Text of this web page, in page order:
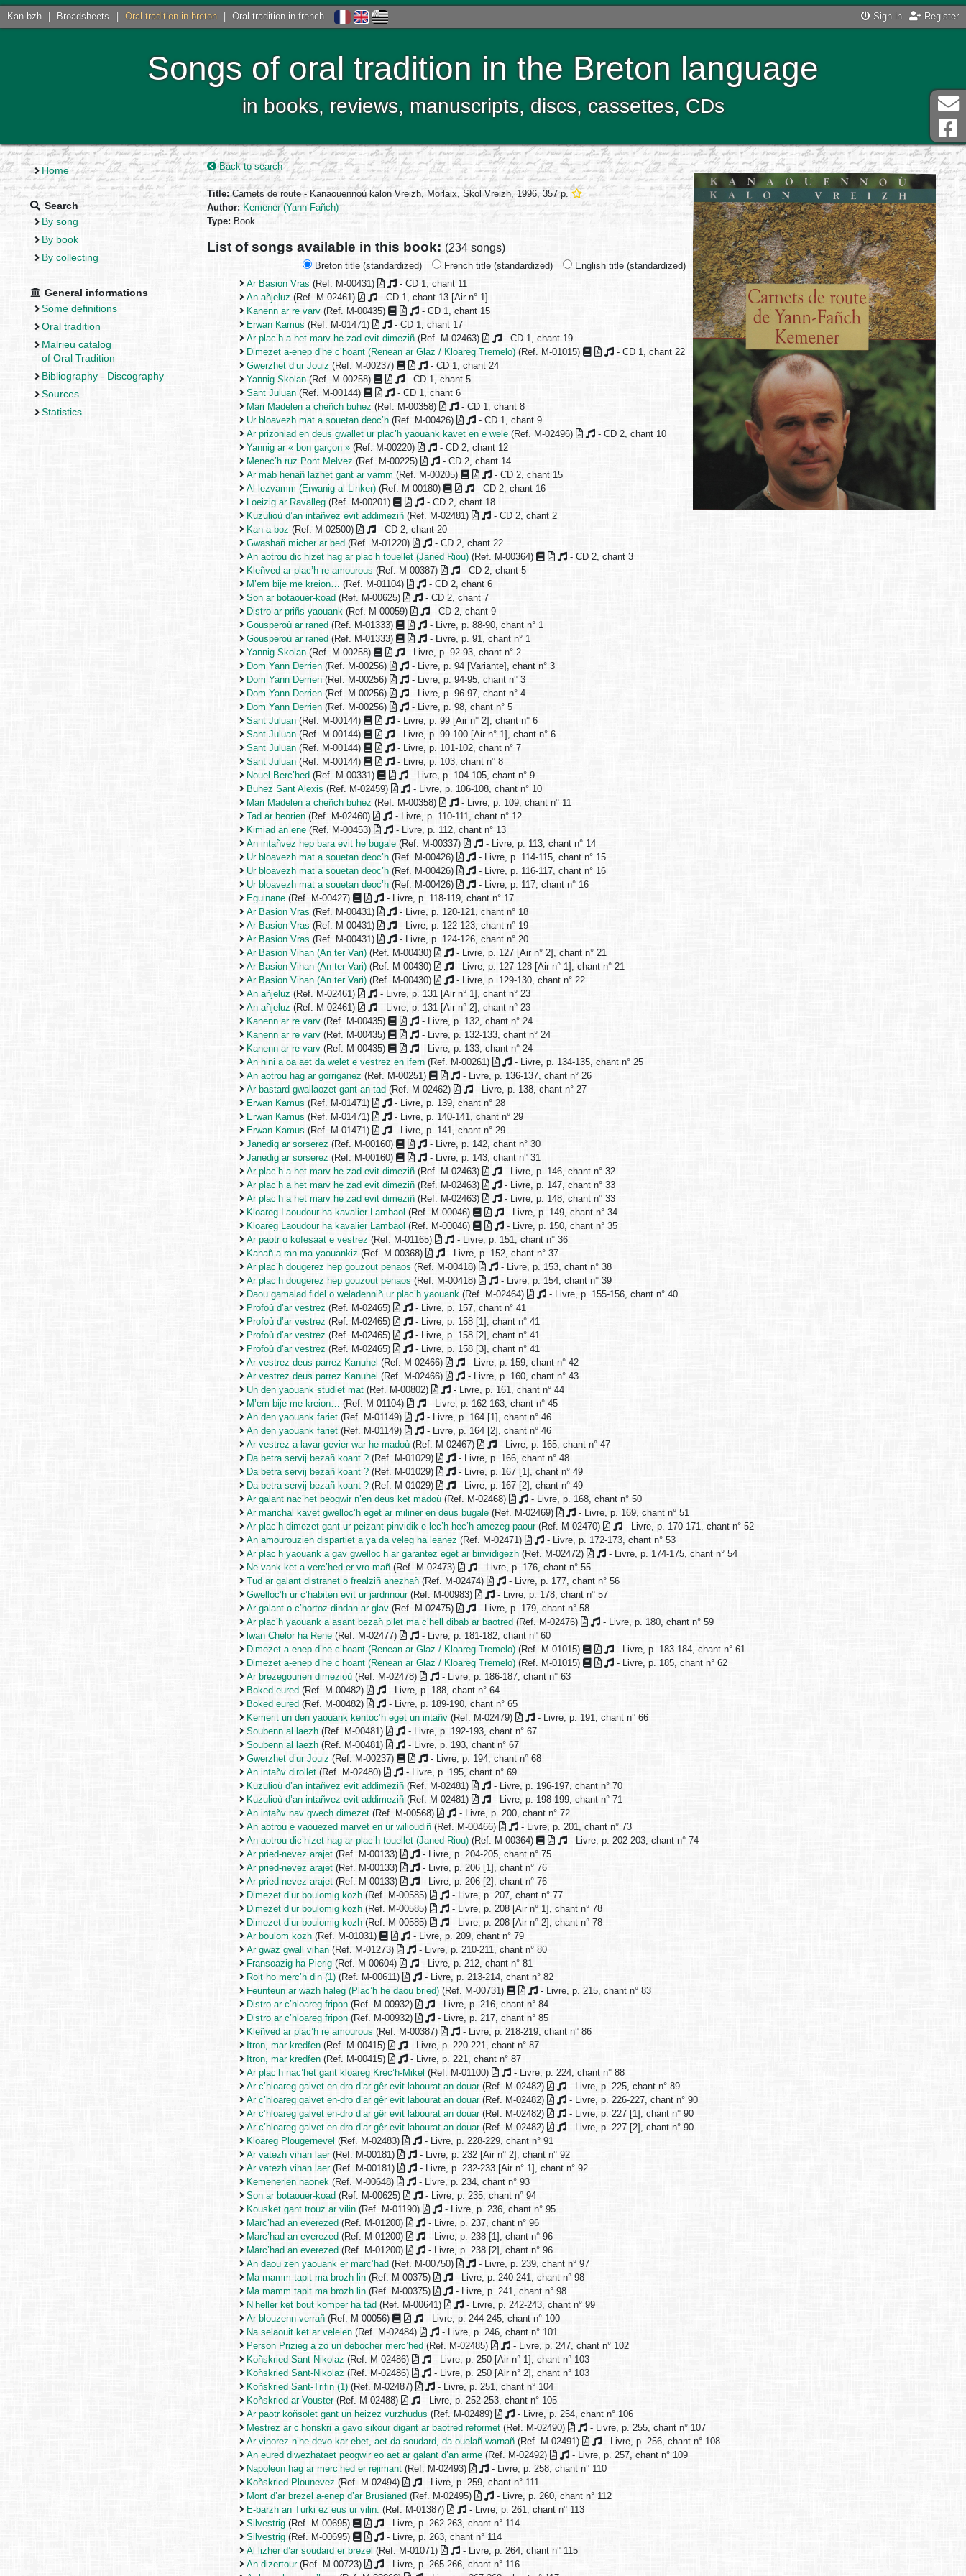
Kan.bzh Broadsheets Oral tradition in breton Oral tradition in french Sign in Register
Songs of oral tradition in the Breton language
in books, reviews, manuscripts, discs, cassettes, CDs
Home
Search
By song
By book
By collecting
General informations
Some definitions
Oral tradition
Malrieu catalog
of Oral Tradition
Bibliography - Discography
Sources
Statistics
Back to search
Title:Carnets de route - Kanaouennoù kalon Vreizh, Morlaix, Skol Vreizh, 1996, 357 p.
Author: Kemener (Yann-Fañch)
Type: Book
List of songs available in this book: (234 songs)
Breton title (standardized) French title (standardized)
English title (standardized)
Ar Basion Vras (Ref. M-00431)
- CD 1, chant 11
An añjeluz (Ref. M-02461)
- CD 1, chant 13 [Air n° 1]
Kanenn ar re varv (Ref. M-00435)
- CD 1, chant 15
Erwan Kamus (Ref. M-01471)
- CD 1, chant 17
Ar plac’h a het marv he zad evit dimeziñ (Ref. M-02463)
- CD 1, chant 19
Dimezet a-enep d’he c’hoant (Renean ar Glaz / Kloareg Tremelo) (Ref. M-01015)
- CD 1, chant 22
Gwerzhet d’ur Jouiz (Ref. M-00237)
- CD 1, chant 24
Yannig Skolan (Ref. M-00258)
- CD 1, chant 5
Sant Juluan (Ref. M-00144)
- CD 1, chant 6
Mari Madelen a cheñch buhez (Ref. M-00358)
- CD 1, chant 8
Ur bloavezh mat a souetan deoc’h (Ref. M-00426)
- CD 1, chant 9
Ar prizoniad en deus gwallet ur plac’h yaouank kavet en e wele (Ref. M-02496)
- CD 2, chant 10
Yannig ar « bon garçon » (Ref. M-00220)
- CD 2, chant 12
Menec’h ruz Pont Melvez (Ref. M-00225)
- CD 2, chant 14
Ar mab henañ lazhet gant ar vamm (Ref. M-00205)
- CD 2, chant 15
Al lezvamm (Erwanig al Linker) (Ref. M-00180)
- CD 2, chant 16
Loeizig ar Ravalleg (Ref. M-00201)
- CD 2, chant 18
Kuzulioù d’an intañvez evit addimeziñ (Ref. M-02481)
- CD 2, chant 2
Kan a-boz (Ref. M-02500)
- CD 2, chant 20
Gwashañ micher ar bed (Ref. M-01220)
- CD 2, chant 22
An aotrou dic’hizet hag ar plac’h touellet (Janed Riou) (Ref. M-00364)
- CD 2, chant 3
Kleñved ar plac’h re amourous (Ref. M-00387)
- CD 2, chant 5
M’em bije me kreion… (Ref. M-01104)
- CD 2, chant 6
Son ar botaouer-koad (Ref. M-00625)
- CD 2, chant 7
Distro ar priñs yaouank (Ref. M-00059)
- CD 2, chant 9
Gousperoù ar raned (Ref. M-01333)
- Livre, p. 88-90, chant n° 1
Gousperoù ar raned (Ref. M-01333)
- Livre, p. 91, chant n° 1
Yannig Skolan (Ref. M-00258)
- Livre, p. 92-93, chant n° 2
Dom Yann Derrien (Ref. M-00256)
- Livre, p. 94 [Variante], chant n° 3
Dom Yann Derrien (Ref. M-00256)
- Livre, p. 94-95, chant n° 3
Dom Yann Derrien (Ref. M-00256)
- Livre, p. 96-97, chant n° 4
Dom Yann Derrien (Ref. M-00256)
- Livre, p. 98, chant n° 5
Sant Juluan (Ref. M-00144)
- Livre, p. 99 [Air n° 2], chant n° 6
Sant Juluan (Ref. M-00144)
- Livre, p. 99-100 [Air n° 1], chant n° 6
Sant Juluan (Ref. M-00144)
- Livre, p. 101-102, chant n° 7
Sant Juluan (Ref. M-00144)
- Livre, p. 103, chant n° 8
Nouel Berc’hed (Ref. M-00331)
- Livre, p. 104-105, chant n° 9
Buhez Sant Alexis (Ref. M-02459)
- Livre, p. 106-108, chant n° 10
Mari Madelen a cheñch buhez (Ref. M-00358)
- Livre, p. 109, chant n° 11
Tad ar beorien (Ref. M-02460)
- Livre, p. 110-111, chant n° 12
Kimiad an ene (Ref. M-00453)
- Livre, p. 112, chant n° 13
An intañvez hep bara evit he bugale (Ref. M-00337)
- Livre, p. 113, chant n° 14
Ur bloavezh mat a souetan deoc’h (Ref. M-00426)
- Livre, p. 114-115, chant n° 15
Ur bloavezh mat a souetan deoc’h (Ref. M-00426)
- Livre, p. 116-117, chant n° 16
Ur bloavezh mat a souetan deoc’h (Ref. M-00426)
- Livre, p. 117, chant n° 16
Eguinane (Ref. M-00427)
- Livre, p. 118-119, chant n° 17
Ar Basion Vras (Ref. M-00431)
- Livre, p. 120-121, chant n° 18
Ar Basion Vras (Ref. M-00431)
- Livre, p. 122-123, chant n° 19
Ar Basion Vras (Ref. M-00431)
- Livre, p. 124-126, chant n° 20
Ar Basion Vihan (An ter Vari) (Ref. M-00430)
- Livre, p. 127 [Air n° 2], chant n° 21
Ar Basion Vihan (An ter Vari) (Ref. M-00430)
- Livre, p. 127-128 [Air n° 1], chant n° 21
Ar Basion Vihan (An ter Vari) (Ref. M-00430)
- Livre, p. 129-130, chant n° 22
An añjeluz (Ref. M-02461)
- Livre, p. 131 [Air n° 1], chant n° 23
An añjeluz (Ref. M-02461)
- Livre, p. 131 [Air n° 2], chant n° 23
Kanenn ar re varv (Ref. M-00435)
- Livre, p. 132, chant n° 24
Kanenn ar re varv (Ref. M-00435)
- Livre, p. 132-133, chant n° 24
Kanenn ar re varv (Ref. M-00435)
- Livre, p. 133, chant n° 24
An hini a oa aet da welet e vestrez en ifern (Ref. M-00261)
- Livre, p. 134-135, chant n° 25
An aotrou hag ar gorriganez (Ref. M-00251)
- Livre, p. 136-137, chant n° 26
Ar bastard gwallaozet gant an tad (Ref. M-02462)
- Livre, p. 138, chant n° 27
Erwan Kamus (Ref. M-01471)
- Livre, p. 139, chant n° 28
Erwan Kamus (Ref. M-01471)
- Livre, p. 140-141, chant n° 29
Erwan Kamus (Ref. M-01471)
- Livre, p. 141, chant n° 29
Janedig ar sorserez (Ref. M-00160)
- Livre, p. 142, chant n° 30
Janedig ar sorserez (Ref. M-00160)
- Livre, p. 143, chant n° 31
Ar plac’h a het marv he zad evit dimeziñ (Ref. M-02463)
- Livre, p. 146, chant n° 32
Ar plac’h a het marv he zad evit dimeziñ (Ref. M-02463)
- Livre, p. 147, chant n° 33
Ar plac’h a het marv he zad evit dimeziñ (Ref. M-02463)
- Livre, p. 148, chant n° 33
Kloareg Laoudour ha kavalier Lambaol (Ref. M-00046)
- Livre, p. 149, chant n° 34
Kloareg Laoudour ha kavalier Lambaol (Ref. M-00046)
- Livre, p. 150, chant n° 35
Ar paotr o kofesaat e vestrez (Ref. M-01165)
- Livre, p. 151, chant n° 36
Kanañ a ran ma yaouankiz (Ref. M-00368)
- Livre, p. 152, chant n° 37
Ar plac’h dougerez hep gouzout penaos (Ref. M-00418)
- Livre, p. 153, chant n° 38
Ar plac’h dougerez hep gouzout penaos (Ref. M-00418)
- Livre, p. 154, chant n° 39
Daou gamalad fidel o weladenniñ ur plac’h yaouank (Ref. M-02464)
- Livre, p. 155-156, chant n° 40
Profoù d’ar vestrez (Ref. M-02465)
- Livre, p. 157, chant n° 41
Profoù d’ar vestrez (Ref. M-02465)
- Livre, p. 158 [1], chant n° 41
Profoù d’ar vestrez (Ref. M-02465)
- Livre, p. 158 [2], chant n° 41
Profoù d’ar vestrez (Ref. M-02465)
- Livre, p. 158 [3], chant n° 41
Ar vestrez deus parrez Kanuhel (Ref. M-02466)
- Livre, p. 159, chant n° 42
Ar vestrez deus parrez Kanuhel (Ref. M-02466)
- Livre, p. 160, chant n° 43
Un den yaouank studiet mat (Ref. M-00802)
- Livre, p. 161, chant n° 44
M’em bije me kreion… (Ref. M-01104)
- Livre, p. 162-163, chant n° 45
An den yaouank fariet (Ref. M-01149)
- Livre, p. 164 [1], chant n° 46
An den yaouank fariet (Ref. M-01149)
- Livre, p. 164 [2], chant n° 46
Ar vestrez a lavar gevier war he madoù (Ref. M-02467)
- Livre, p. 165, chant n° 47
Da betra servij bezañ koant ? (Ref. M-01029)
- Livre, p. 166, chant n° 48
Da betra servij bezañ koant ? (Ref. M-01029)
- Livre, p. 167 [1], chant n° 49
Da betra servij bezañ koant ? (Ref. M-01029)
- Livre, p. 167 [2], chant n° 49
Ar galant nac’het peogwir n’en deus ket madoù (Ref. M-02468)
- Livre, p. 168, chant n° 50
Ar marichal kavet gwelloc’h eget ar miliner en deus bugale (Ref. M-02469)
- Livre, p. 169, chant n° 51
Ar plac’h dimezet gant ur peizant pinvidik e-lec’h hec’h amezeg paour(Ref. M-02470)
- Livre, p. 170-171, chant n° 52
An amourouzien dispartiet a ya da veleg ha leanez (Ref. M-02471)
- Livre, p. 172-173, chant n° 53
Ar plac’h yaouank a gav gwelloc’h ar garantez eget ar binvidigezh (Ref. M-02472)
- Livre, p. 174-175, chant n° 54
Ne vank ket a verc’hed er vro-mañ (Ref. M-02473)
- Livre, p. 176, chant n° 55
Tud ar galant distranet o frealziñ anezhañ (Ref. M-02474)
- Livre, p. 177, chant n° 56
Gwelloc’h ur c’habiten evit ur jardrinour(Ref. M-00983)
- Livre, p. 178, chant n° 57
Ar galant o c’hortoz dindan ar glav (Ref. M-02475)
- Livre, p. 179, chant n° 58
Ar plac’h yaouank a asant bezañ pilet ma c’hell dibab ar baotred (Ref. M-02476)
- Livre, p. 180, chant n° 59
lwan Chelor ha Rene (Ref. M-02477)
- Livre, p. 181-182, chant n° 60
Dimezet a-enep d’he c’hoant (Renean ar Glaz / Kloareg Tremelo) (Ref. M-01015)
- Livre, p. 183-184, chant n° 61
Dimezet a-enep d’he c’hoant (Renean ar Glaz / Kloareg Tremelo) (Ref. M-01015)
- Livre, p. 185, chant n° 62
Ar brezegourien dimezioù (Ref. M-02478)
- Livre, p. 186-187, chant n° 63
Boked eured (Ref. M-00482)
- Livre, p. 188, chant n° 64
Boked eured (Ref. M-00482)
- Livre, p. 189-190, chant n° 65
Kemerit un den yaouank kentoc’h eget un intañv (Ref. M-02479)
- Livre, p. 191, chant n° 66
Soubenn al laezh (Ref. M-00481)
- Livre, p. 192-193, chant n° 67
Soubenn al laezh (Ref. M-00481)
- Livre, p. 193, chant n° 67
Gwerzhet d’ur Jouiz (Ref. M-00237)
- Livre, p. 194, chant n° 68
An intañv dirollet (Ref. M-02480)
- Livre, p. 195, chant n° 69
Kuzulioù d’an intañvez evit addimeziñ (Ref. M-02481)
- Livre, p. 196-197, chant n° 70
Kuzulioù d’an intañvez evit addimeziñ (Ref. M-02481)
- Livre, p. 198-199, chant n° 71
An intañv nav gwech dimezet (Ref. M-00568)
- Livre, p. 200, chant n° 72
An aotrou e vaouezed marvet en ur wilioudiñ (Ref. M-00466)
- Livre, p. 201, chant n° 73
An aotrou dic’hizet hag ar plac’h touellet (Janed Riou) (Ref. M-00364)
- Livre, p. 202-203, chant n° 74
Ar pried-nevez arajet (Ref. M-00133)
- Livre, p. 204-205, chant n° 75
Ar pried-nevez arajet (Ref. M-00133)
- Livre, p. 206 [1], chant n° 76
Ar pried-nevez arajet (Ref. M-00133)
- Livre, p. 206 [2], chant n° 76
Dimezet d’ur boulomig kozh (Ref. M-00585)
- Livre, p. 207, chant n° 77
Dimezet d’ur boulomig kozh (Ref. M-00585)
- Livre, p. 208 [Air n° 1], chant n° 78
Dimezet d’ur boulomig kozh (Ref. M-00585)
- Livre, p. 208 [Air n° 2], chant n° 78
Ar boulom kozh (Ref. M-01031)
- Livre, p. 209, chant n° 79
Ar gwaz gwall vihan (Ref. M-01273)
- Livre, p. 210-211, chant n° 80
Fransoazig ha Pierig (Ref. M-00604)
- Livre, p. 212, chant n° 81
Roit ho merc’h din (1) (Ref. M-00611)
- Livre, p. 213-214, chant n° 82
Feunteun ar wazh haleg (Plac’h he daou bried) (Ref. M-00731)
- Livre, p. 215, chant n° 83
Distro ar c’hloareg fripon (Ref. M-00932)
- Livre, p. 216, chant n° 84
Distro ar c’hloareg fripon (Ref. M-00932)
- Livre, p. 217, chant n° 85
Kleñved ar plac’h re amourous (Ref. M-00387)
- Livre, p. 218-219, chant n° 86
Itron, mar kredfen (Ref. M-00415)
- Livre, p. 220-221, chant n° 87
Itron, mar kredfen (Ref. M-00415)
- Livre, p. 221, chant n° 87
Ar plac’h nac’het gant kloareg Krec’h-Mikel (Ref. M-01100)
- Livre, p. 224, chant n° 88
Ar c’hloareg galvet en-dro d’ar gêr evit labourat an douar(Ref. M-02482)
- Livre, p. 225, chant n° 89
Ar c’hloareg galvet en-dro d’ar gêr evit labourat an douar(Ref. M-02482)
- Livre, p. 226-227, chant n° 90
Ar c’hloareg galvet en-dro d’ar gêr evit labourat an douar(Ref. M-02482)
- Livre, p. 227 [1], chant n° 90
Ar c’hloareg galvet en-dro d’ar gêr evit labourat an douar(Ref. M-02482)
- Livre, p. 227 [2], chant n° 90
Kloareg Plougernevel (Ref. M-02483)
- Livre, p. 228-229, chant n° 91
Ar vatezh vihan laer(Ref. M-00181)
- Livre, p. 232 [Air n° 2], chant n° 92
Ar vatezh vihan laer(Ref. M-00181)
- Livre, p. 232-233 [Air n° 1], chant n° 92
Kemenerien naonek (Ref. M-00648)
- Livre, p. 234, chant n° 93
Son ar botaouer-koad (Ref. M-00625)
- Livre, p. 235, chant n° 94
Kousket gant trouz ar vilin (Ref. M-01190)
- Livre, p. 236, chant n° 95
Marc’had an everezed (Ref. M-01200)
- Livre, p. 237, chant n° 96
Marc’had an everezed (Ref. M-01200)
- Livre, p. 238 [1], chant n° 96
Marc’had an everezed (Ref. M-01200)
- Livre, p. 238 [2], chant n° 96
An daou zen yaouank er marc’had (Ref. M-00750)
- Livre, p. 239, chant n° 97
Ma mamm tapit ma brozh lin (Ref. M-00375)
- Livre, p. 240-241, chant n° 98
Ma mamm tapit ma brozh lin (Ref. M-00375)
- Livre, p. 241, chant n° 98
N’heller ket bout komper ha tad (Ref. M-00641)
- Livre, p. 242-243, chant n° 99
Ar blouzenn verrañ (Ref. M-00056)
- Livre, p. 244-245, chant n° 100
Na selaouit ket ar veleien (Ref. M-02484)
- Livre, p. 246, chant n° 101
Person Prizieg a zo un debocher merc’hed (Ref. M-02485)
- Livre, p. 247, chant n° 102
Koñskried Sant-Nikolaz (Ref. M-02486)
- Livre, p. 250 [Air n° 1], chant n° 103
Koñskried Sant-Nikolaz (Ref. M-02486)
- Livre, p. 250 [Air n° 2], chant n° 103
Koñskried Sant-Trifin (1) (Ref. M-02487)
- Livre, p. 251, chant n° 104
Koñskried ar Vouster(Ref. M-02488)
- Livre, p. 252-253, chant n° 105
Ar paotr koñsolet gant un heizez vurzhudus (Ref. M-02489)
- Livre, p. 254, chant n° 106
Mestrez ar c’honskri a gavo sikour digant ar baotred reformet (Ref. M-02490)
- Livre, p. 255, chant n° 107
Ar vinorez n’he devo kar ebet, aet da soudard, da ouelañ warnañ (Ref. M-02491)
- Livre, p. 256, chant n° 108
An eured diwezhataet peogwir eo aet ar galant d’an arme (Ref. M-02492)
- Livre, p. 257, chant n° 109
Napoleon hag ar merc’hed er rejimant (Ref. M-02493)
- Livre, p. 258, chant n° 110
Koñskried Plounevez (Ref. M-02494)
- Livre, p. 259, chant n° 111
Mont d’ar brezel a-enep d’ar Brusianed (Ref. M-02495)
- Livre, p. 260, chant n° 112
E-barzh an Turki ez eus ur vilin. (Ref. M-01387)
- Livre, p. 261, chant n° 113
Silvestrig (Ref. M-00695)
- Livre, p. 262-263, chant n° 114
Silvestrig (Ref. M-00695)
- Livre, p. 263, chant n° 114
Al lizher d’ar soudard er brezel (Ref. M-01071)
- Livre, p. 264, chant n° 115
An dizertour(Ref. M-00723)
- Livre, p. 265-266, chant n° 116